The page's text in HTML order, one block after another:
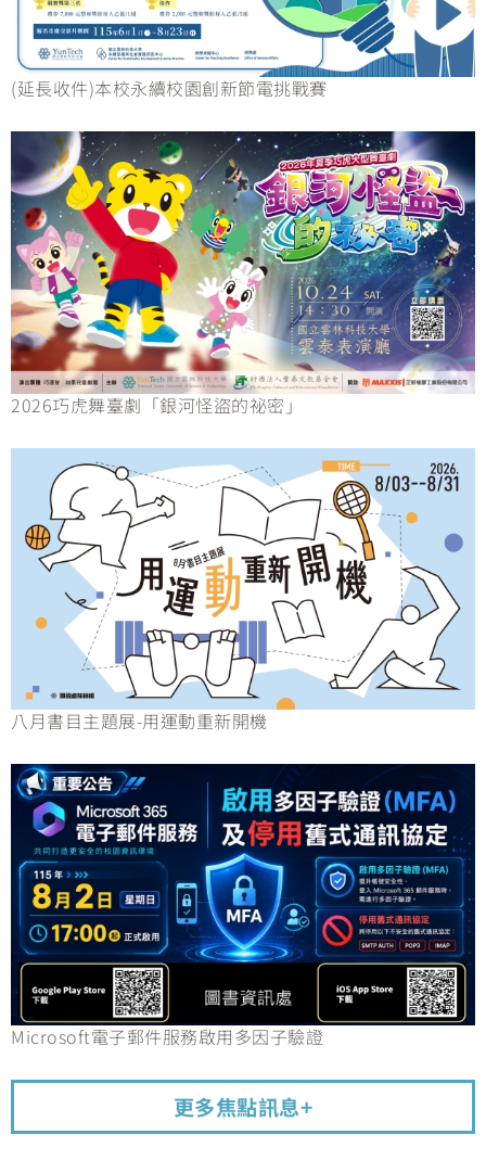
(延長收件)本校永續校園創新節電挑戰賽
2026巧虎舞臺劇「銀河怪盜的祕密」
八月書目主題展-用運動重新開機
Microsoft電子郵件服務啟用多因子驗證
更多焦點訊息+